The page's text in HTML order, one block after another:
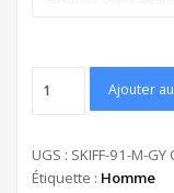
Ajouter
UGS : SKIFF-91-M-GY
Étiquette : Homme